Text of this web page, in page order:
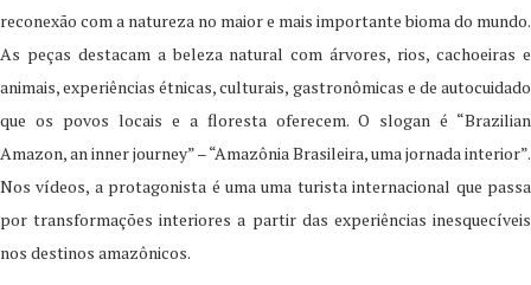
reconexão com a natureza no maior e mais importante bioma do mundo.
As peças destacam a beleza natural com árvores, rios, cachoeiras e
animais, experiências étnicas, culturais, gastronômicas e de autocuidado
que os povos locais e a floresta oferecem. O slogan é “Brazilian
Amazon, an inner journey” – “Amazônia Brasileira, uma jornada interior”.
Nos vídeos, a protagonista é uma uma turista internacional que passa
por transformações interiores a partir das experiências inesquecíveis
nos destinos amazônicos.